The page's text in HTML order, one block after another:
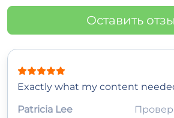
Оставить
Exactly what my content
Patricia Lee